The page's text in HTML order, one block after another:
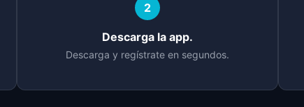
2
Descarga la app.
Descarga y regístrate en segundos.